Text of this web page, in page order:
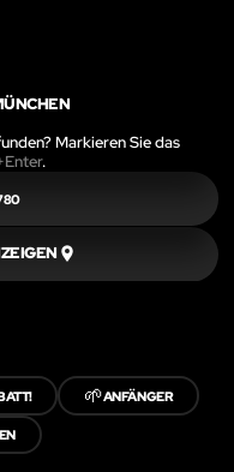
Markieren Sie das
.
🌱ANFÄNGER